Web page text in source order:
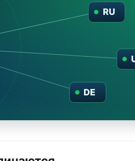
RU
DE